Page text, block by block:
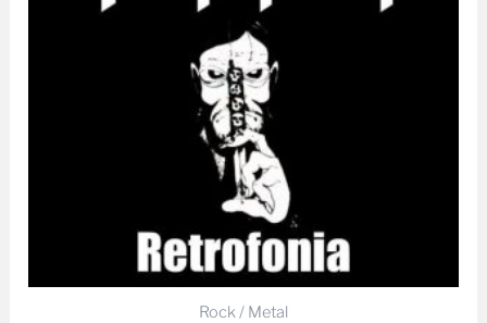
Rock / Metal